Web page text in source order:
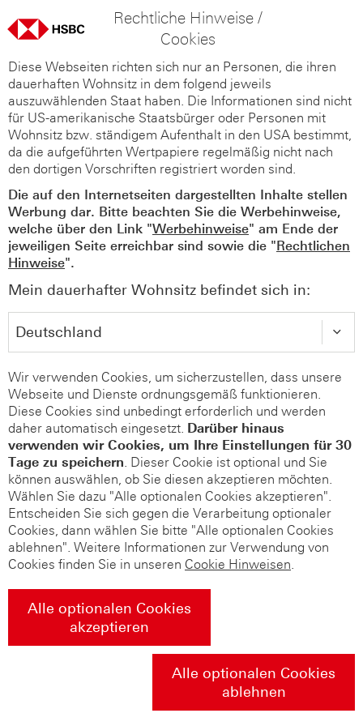
Rechtliche Hinweise /
Cookies
Diese Webseiten richten sich nur an Personen, die ihren
dauerhaften Wohnsitz in dem folgend jeweils
auszuwählenden Staat haben. Die Informationen sind nicht
für US-amerikanische Staatsbürger oder Personen mit
Wohnsitz bzw. ständigem Aufenthalt in den USA bestimmt,
da die aufgeführten Wertpapiere regelmäßig nicht nach
den dortigen Vorschriften registriert worden sind.
Die auf den Internetseiten dargestellten Inhalte stellen
Werbung dar. Bitte beachten Sie die Werbehinweise,
welche über den Link "Werbehinweise" am Ende der
jeweiligen Seite erreichbar sind sowie die "Rechtlichen
Hinweise".
Mein dauerhafter Wohnsitz befindet sich in:
Wir verwenden Cookies, um sicherzustellen, dass unsere
Webseite und Dienste ordnungsgemäß funktionieren.
Diese Cookies sind unbedingt erforderlich und werden
daher automatisch eingesetzt. Darüber hinaus
verwenden wir Cookies, um Ihre Einstellungen für 30
Tage zu speichern. Dieser Cookie ist optional und Sie
können auswählen, ob Sie diesen akzeptieren möchten.
Wählen Sie dazu "Alle optionalen Cookies akzeptieren".
Entscheiden Sie sich gegen die Verarbeitung optionaler
Cookies, dann wählen Sie bitte "Alle optionalen Cookies
ablehnen". Weitere Informationen zur Verwendung von
Cookies finden Sie in unseren Cookie Hinweisen.
Alle optionalen Cookies
akzeptieren
Alle optionalen Cookies
ablehnen